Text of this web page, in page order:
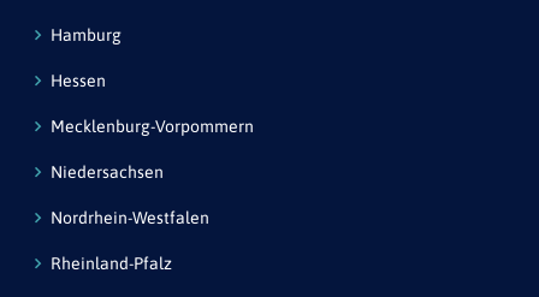
Hamburg
Hessen
Mecklenburg-Vorpommern
Niedersachsen
Nordrhein-Westfalen
Rheinland-Pfalz